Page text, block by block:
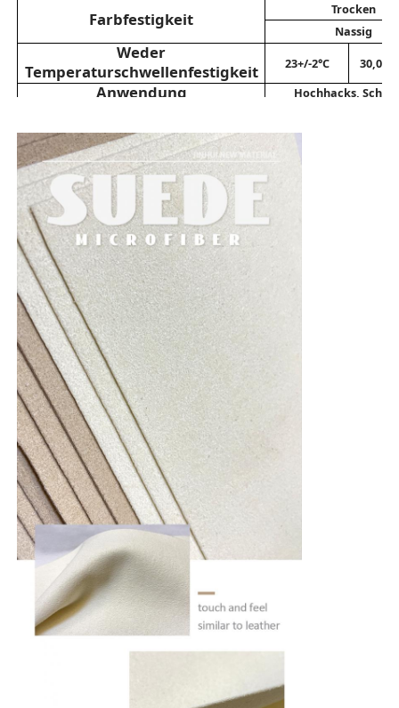
Eco-Wildleder Material
Veloursleder-Gewebe
Imitat von Suede
Lösemittelfreies PU-Leder
Leder von Alcantara
Automobilleder
Schuhe Ledermaterial
Handschuhe Leder
Ballleder
Kunstleder
Sofabezugsstoff
Farbfestigkeit
Trocken
Nassig
Weder
Temperaturschwellenfestigkeit
23+/-2°C 30,000
Anwendung
Hochhacks,